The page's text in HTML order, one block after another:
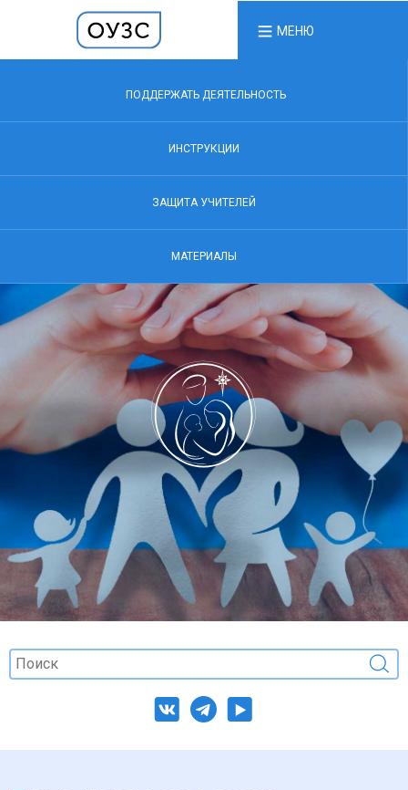
МЕНЮ
ПОДДЕРЖАТЬ ДЕЯТЕЛЬНОСТЬ
ИНСТРУКЦИИ
ЗАЩИТА УЧИТЕЛЕЙ
МАТЕРИАЛЫ